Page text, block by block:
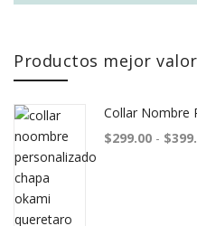
Productos mejor
Collar Nombre
$299.00 - $